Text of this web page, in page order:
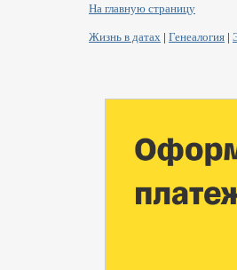
На главную страницу
Жизнь в датах | Генеалогия |